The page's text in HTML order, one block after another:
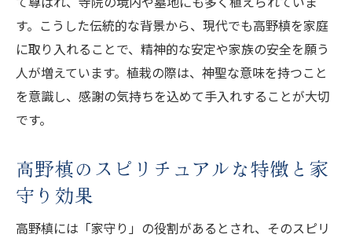
す。こうした伝統的な背景から、現代でも高野槙を家庭
に取り入れることで、精神的な安定や家族の安全を願う
人が増えています。植栽の際は、神聖な意味を持つこと
を意識し、感謝の気持ちを込めて手入れすることが大切
です。
高野槙のスピリチュアルな特徴と家
守り効果
高野槙には「家守り」の役割があるとされ、そのスピリ